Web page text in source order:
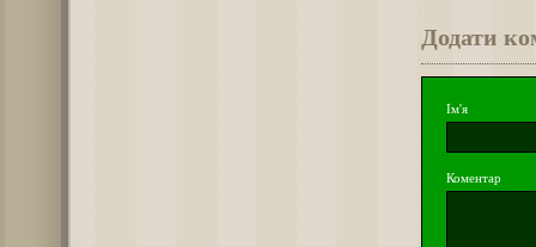
Додати
Ім'я
Коментар